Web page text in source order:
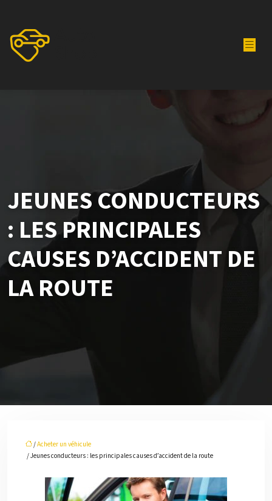
JEUNES CONDUCTEURS
: LES PRINCIPALES
CAUSES D’ACCIDENT DE
LA ROUTE
/Acheter un véhicule
/ Jeunes conducteurs : les principales causes d’accident de la route